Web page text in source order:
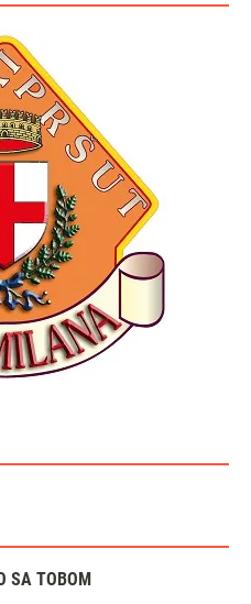
SA TOBOM